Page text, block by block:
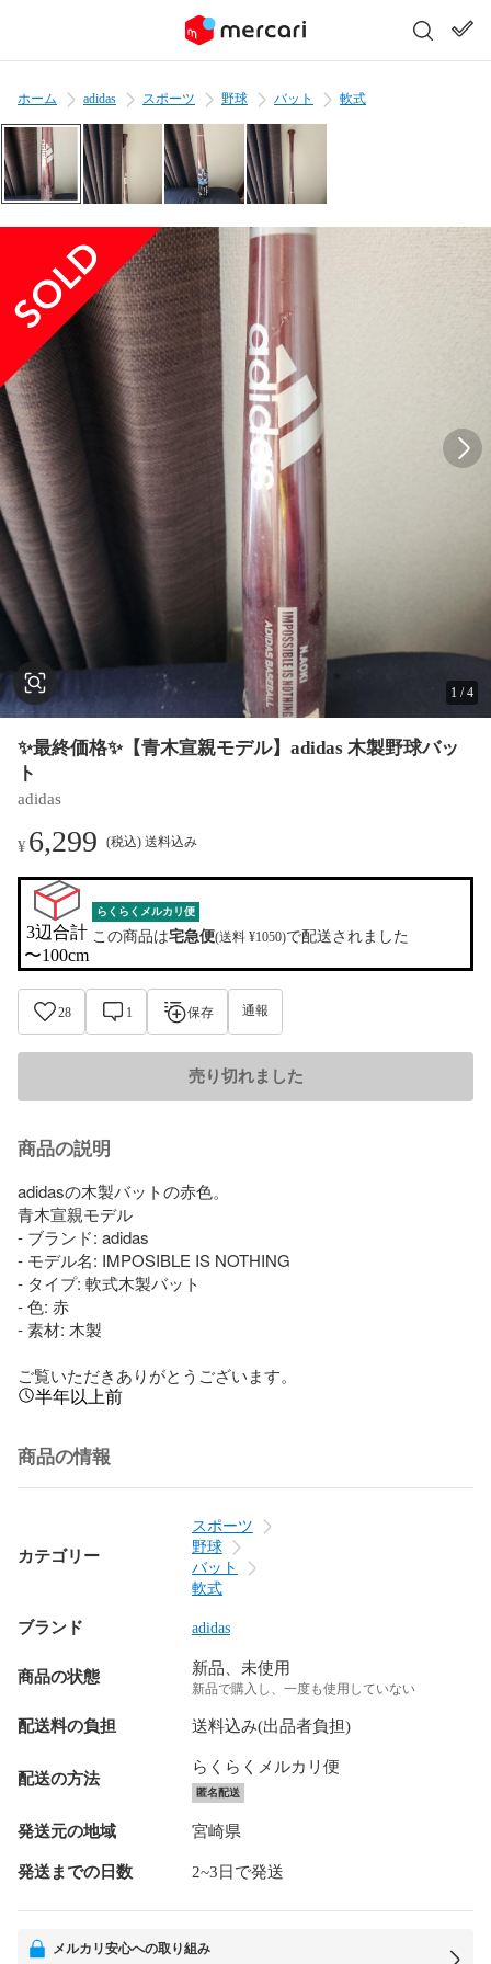
ホーム adidas スポーツ 野球 バット 軟式
1 /4
✨最終価格✨【青木宣親モデル】adidas 木製野球バッ
ト
adidas
¥6,299 (税込) 送料込み
3辺合計
〜100cm
らくらくメルカリ便
この商品は宅急便(送料 ¥1050)で配送されました
28 1 保存 通報
売り切れました
商品の説明
adidasの木製バットの赤色。
青木宣親モデル
- ブランド: adidas
- モデル名: IMPOSIBLE IS NOTHING
- タイプ: 軟式木製バット
- 色: 赤
- 素材: 木製
ご覧いただきありがとうございます。
半年以上前
商品の情報
カテゴリー
スポーツ
野球
バット
軟式
ブランド adidas
商品の状態 新品、未使用
新品で購入し、一度も使用していない
配送料の負担 送料込み(出品者負担)
配送の方法
らくらくメルカリ便
匿名配送
発送元の地域 宮崎県
発送までの日数 2~3日で発送
メルカリ安心への取り組み